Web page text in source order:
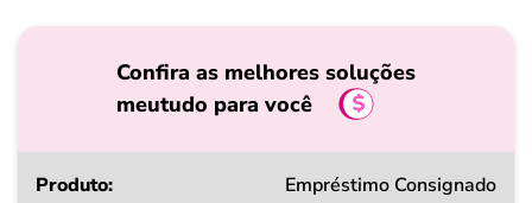
Confira as melhores soluções
meutudo para você
Produto
Empréstimo Consignado